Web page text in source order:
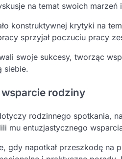
na temat swoich
konstruktywnej krytyki na
sprzyjał poczuciu pracy
swoje sukcesy, tworząc
siebie.
rodziny
rodzinnego spotkania,
mu entuzjastycznego
gdy napotkał przeszkodę